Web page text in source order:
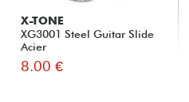
X-TONE
XG3001 Steel Guitar Slide
Acier
8.00 €